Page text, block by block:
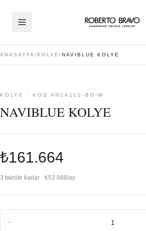
ANASAYFA / KOLYE /NAVIBLUE KOLYE
KOLYE · KOD AN241L2-BD-W
NAVIBLUE KOLYE
₺161.664
3 taksite kadar · ₺53.888/ay
1